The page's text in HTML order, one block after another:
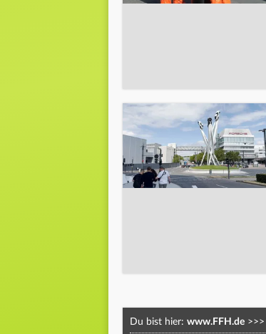
Du bist hier: www.FFH.de >>>